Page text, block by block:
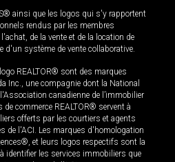
ainsi que les logos qui s'y rapportent
rendus par les membres
de la vente et de la location de
d'un système de vente collaborative.
REALTOR® sont des marques
Inc., une compagnie dont la National
canadienne de l’immobilier
commerce REALTOR® servent à
offerts par les courtiers et agents
de l'ACI. Les marques d'homologation
et leurs logos respectifs sont la
identifier les services immobiliers que